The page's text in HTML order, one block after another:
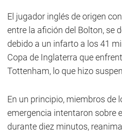
El jugador inglés de origen
entre la afición del Bolton, se
debido a un infarto a los 41
Copa de Inglaterra que
Tottenham, lo que hizo
En un principio, miembros de
emergencia intentaron sobre
durante diez minutos,